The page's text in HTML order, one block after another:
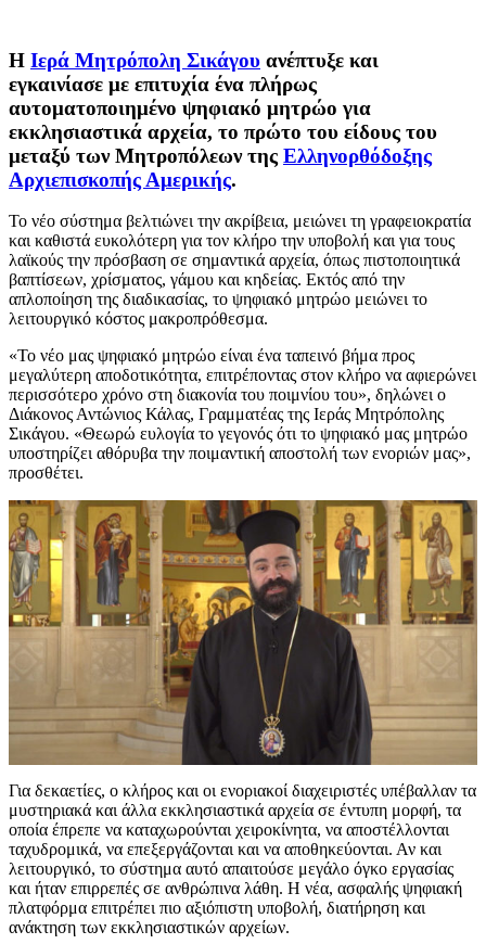
Η Ιερά Μητρόπολη Σικάγου ανέπτυξε και
εγκαινίασε με επιτυχία ένα πλήρως
αυτοματοποιημένο ψηφιακό μητρώο για
εκκλησιαστικά αρχεία, το πρώτο του είδους του
μεταξύ των Μητροπόλεων της Ελληνορθόδοξης
Αρχιεπισκοπής Αμερικής.
Το νέο σύστημα βελτιώνει την ακρίβεια, μειώνει τη γραφειοκρατία
και καθιστά ευκολότερη για τον κλήρο την υποβολή και για τους
λαϊκούς την πρόσβαση σε σημαντικά αρχεία, όπως πιστοποιητικά
βαπτίσεων, χρίσματος, γάμου και κηδείας. Εκτός από την
απλοποίηση της διαδικασίας, το ψηφιακό μητρώο μειώνει το
λειτουργικό κόστος μακροπρόθεσμα.
«Το νέο μας ψηφιακό μητρώο είναι ένα ταπεινό βήμα προς
μεγαλύτερη αποδοτικότητα, επιτρέποντας στον κλήρο να αφιερώνει
περισσότερο χρόνο στη διακονία του ποιμνίου του», δηλώνει ο
Διάκονος Αντώνιος Κάλας, Γραμματέας της Ιεράς Μητρόπολης
Σικάγου. «Θεωρώ ευλογία το γεγονός ότι το ψηφιακό μας μητρώο
υποστηρίζει αθόρυβα την ποιμαντική αποστολή των ενοριών μας»,
προσθέτει.
Για δεκαετίες, ο κλήρος και οι ενοριακοί διαχειριστές υπέβαλλαν τα
μυστηριακά και άλλα εκκλησιαστικά αρχεία σε έντυπη μορφή, τα
οποία έπρεπε να καταχωρούνται χειροκίνητα, να αποστέλλονται
ταχυδρομικά, να επεξεργάζονται και να αποθηκεύονται. Αν και
λειτουργικό, το σύστημα αυτό απαιτούσε μεγάλο όγκο εργασίας
και ήταν επιρρεπές σε ανθρώπινα λάθη. Η νέα, ασφαλής ψηφιακή
πλατφόρμα επιτρέπει πιο αξιόπιστη υποβολή, διατήρηση και
ανάκτηση των εκκλησιαστικών αρχείων.